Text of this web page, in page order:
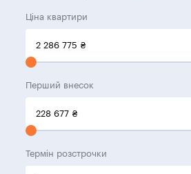
Ціна квартири
2 286 775 ₴
Перший внесок
228 677 ₴
Термін розстрочки